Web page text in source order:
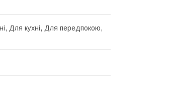
Для кухні, Для передпокою,